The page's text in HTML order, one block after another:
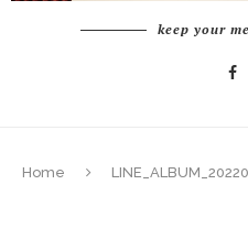
keep your
Home